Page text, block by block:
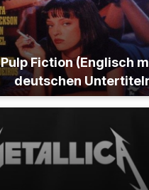
Pulp Fiction (Englisch
deutschen